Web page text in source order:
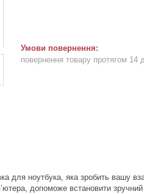
повернення товару протягом 14
для ноутбука, яка зробить вашу
допоможе встановити